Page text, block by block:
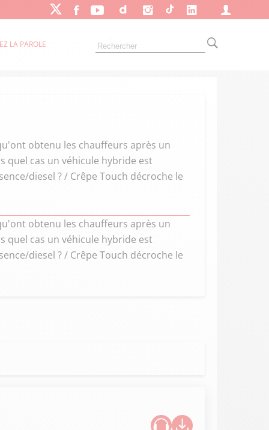
LA PAROLE
obtenu les chauffeurs après un
quel cas un véhicule hybride est
diesel ? / Crêpe Touch décroche le
obtenu les chauffeurs après un
quel cas un véhicule hybride est
diesel ? / Crêpe Touch décroche le